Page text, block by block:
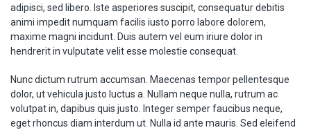
adipisci, sed libero. Iste asperiores suscipit, consequatur debitis
animi impedit numquam facilis iusto porro labore dolorem,
maxime magni incidunt. Duis autem vel eum iriure dolor in
hendrerit in vulputate velit esse molestie consequat.
Nunc dictum rutrum accumsan. Maecenas tempor pellentesque
dolor, ut vehicula justo luctus a. Nullam neque nulla, rutrum ac
volutpat in, dapibus quis justo. Integer semper faucibus neque,
eget rhoncus diam interdum ut. Nulla id ante mauris. Sed eleifend